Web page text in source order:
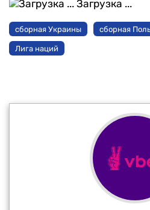
Загрузка ...
сборная Украины сборная
Лига наций